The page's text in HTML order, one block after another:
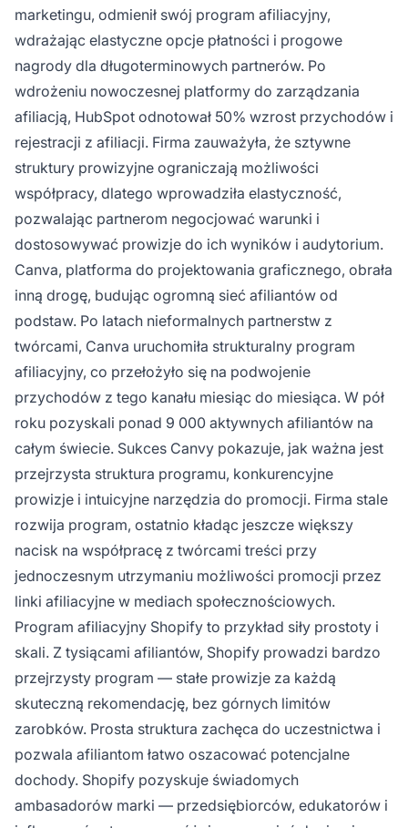
marketingu, odmienił swój program afiliacyjny,
wdrażając elastyczne opcje płatności i progowe
nagrody dla długoterminowych partnerów. Po
wdrożeniu nowoczesnej platformy do zarządzania
afiliacją, HubSpot odnotował 50% wzrost przychodów i
rejestracji z afiliacji. Firma zauważyła, że sztywne
struktury prowizyjne ograniczają możliwości
współpracy, dlatego wprowadziła elastyczność,
pozwalając partnerom negocjować warunki i
dostosowywać prowizje do ich wyników i audytorium.
Canva, platforma do projektowania graficznego, obrała
inną drogę, budując ogromną sieć afiliantów od
podstaw. Po latach nieformalnych partnerstw z
twórcami, Canva uruchomiła strukturalny program
afiliacyjny, co przełożyło się na podwojenie
przychodów z tego kanału miesiąc do miesiąca. W pół
roku pozyskali ponad 9 000 aktywnych afiliantów na
całym świecie. Sukces Canvy pokazuje, jak ważna jest
przejrzysta struktura programu, konkurencyjne
prowizje i intuicyjne narzędzia do promocji. Firma stale
rozwija program, ostatnio kładąc jeszcze większy
nacisk na współpracę z twórcami treści przy
jednoczesnym utrzymaniu możliwości promocji przez
linki afiliacyjne w mediach społecznościowych.
Program afiliacyjny Shopify to przykład siły prostoty i
skali. Z tysiącami afiliantów, Shopify prowadzi bardzo
przejrzysty program — stałe prowizje za każdą
skuteczną rekomendację, bez górnych limitów
zarobków. Prosta struktura zachęca do uczestnictwa i
pozwala afiliantom łatwo oszacować potencjalne
dochody. Shopify pozyskuje świadomych
ambasadorów marki — przedsiębiorców, edukatorów i